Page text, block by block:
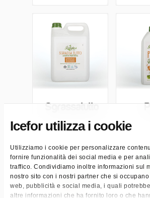
Icefor utilizza i cookie
Utilizziamo i cookie per personalizzare
fornire funzionalità dei social media e per
traffico. Condividiamo inoltre informazioni sul
nostro sito con i nostri partner che si
web, pubblicità e social media, i quali
altre informazioni che ha fornito loro o che
Sgrassatutto